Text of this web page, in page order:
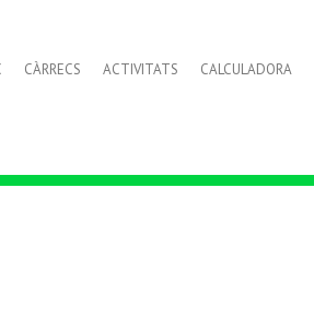
CÀRRECS ACTIVITATS CALCULADORA